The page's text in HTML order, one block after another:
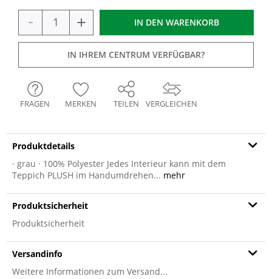
- + IN DEN WARENKORB
IN IHREM CENTRUM VERFÜGBAR?
VERGLEICHEN
FRAGEN MERKEN TEILEN
Produktdetails
· grau · 100% Polyester Jedes Interieur kann mit dem
Teppich PLUSH im Handumdrehen... mehr
Produktsicherheit
Produktsicherheit
Versandinfo
Weitere Informationen zum Versand...